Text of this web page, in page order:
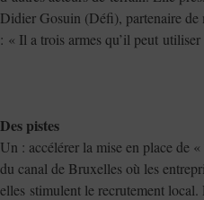
Didier Gosuin (Défi), partenaire de
: « Il a trois armes qu’il peut
Des pistes
Un : accélérer la mise en place de
du canal de Bruxelles où les
elles stimulent le recrutement